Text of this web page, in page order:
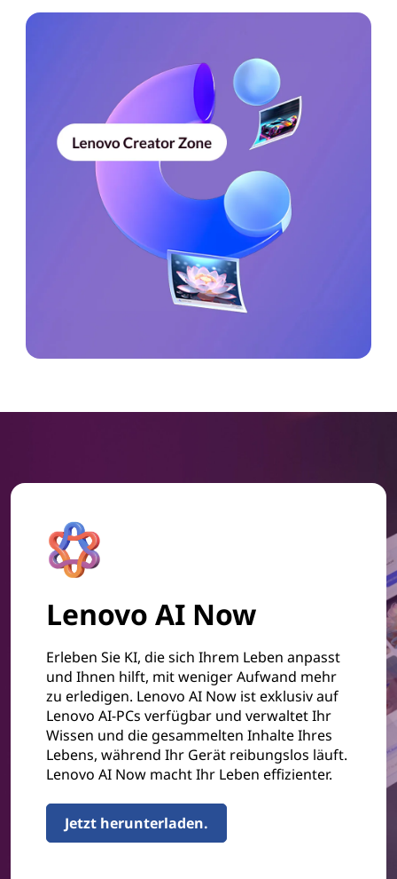
Lenovo AI Now
Erleben Sie KI, die sich Ihrem Leben anpasst
und Ihnen hilft, mit weniger Aufwand mehr
zu erledigen. Lenovo AI Now ist exklusiv auf
Lenovo AI-PCs verfügbar und verwaltet Ihr
Wissen und die gesammelten Inhalte Ihres
Lebens, während Ihr Gerät reibungslos läuft.
Lenovo AI Now macht Ihr Leben effizienter.
Jetzt herunterladen.